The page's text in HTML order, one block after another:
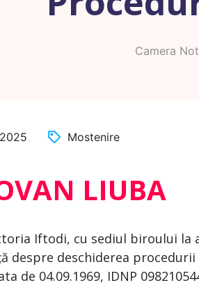
Camera
Mostenire
LIUBA
Iftodi, cu sediul biroului
despre deschiderea
de 04.09.1969, IDNP